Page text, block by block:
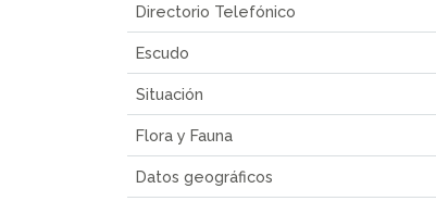
Directorio Telefónico
Escudo
Situación
Flora y Fauna
Datos geográficos